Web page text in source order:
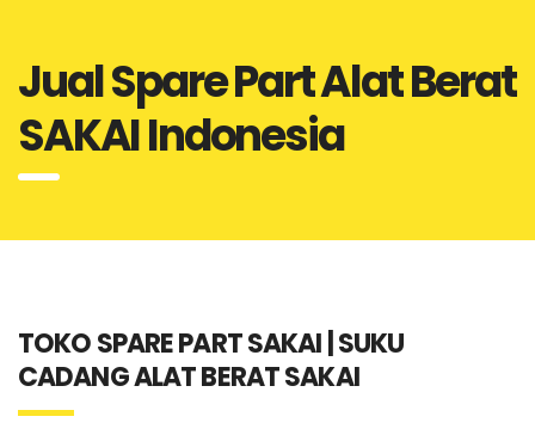
Jual Spare Part Alat Berat
SAKAI Indonesia
TOKO SPARE PART SAKAI | SUKU
CADANG ALAT BERAT SAKAI